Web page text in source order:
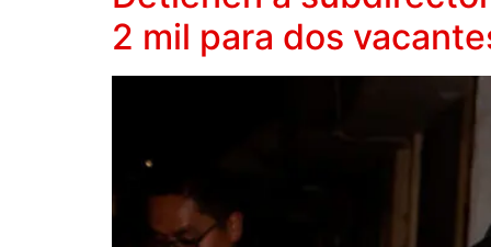
2 mil para dos